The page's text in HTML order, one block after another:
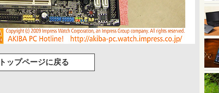
ップページに戻る